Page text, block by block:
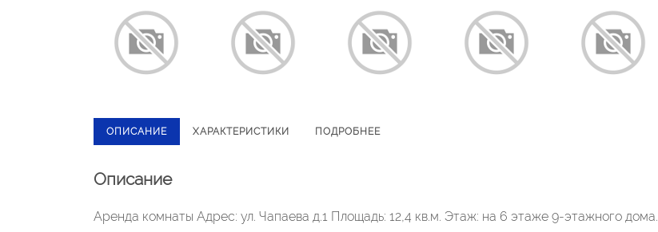
ОПИСАНИЕ ХАРАКТЕРИСТИКИ ПОДРОБНЕЕ
Описание
Аренда комнаты Адрес: ул. Чапаева д.1 Площадь: 12,4 кв.м. Этаж: на 6 этаже 9-этажного дома.